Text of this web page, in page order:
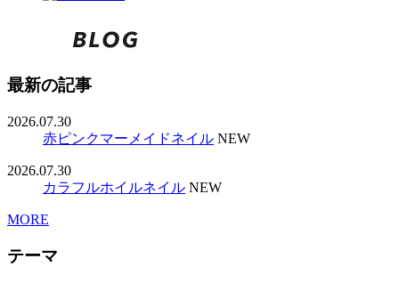
最新の記事
2026.07.30
赤ピンクマーメイドネイル NEW
2026.07.30
カラフルホイルネイル NEW
MORE
テーマ